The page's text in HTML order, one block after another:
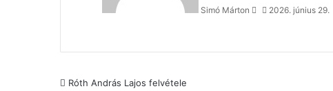
Simó Márton 2026. június 29.
Róth András Lajos felvétele